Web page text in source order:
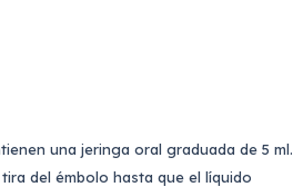
una jeringa oral graduada de 5 ml.
del émbolo hasta que el líquido